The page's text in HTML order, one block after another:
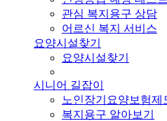
관심 복지용구 상담
어르신 복지 서비스
요양시설찾기
요양시설찾기
시니어 길잡이
노인장기요양보험제
복지용구 알아보기